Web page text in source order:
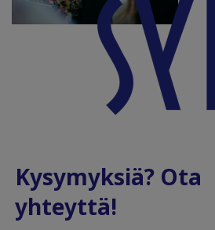
Kysymyksiä? Ota
yhteyttä!